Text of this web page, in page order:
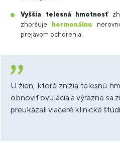
Vyššia telesná hmotnosť
zhoršuje
hormonálnu
prejavom ochorenia.
U žien, ktoré znížia telesnú
obnoviť ovulácia a výrazne sa
preukázali viaceré klinické